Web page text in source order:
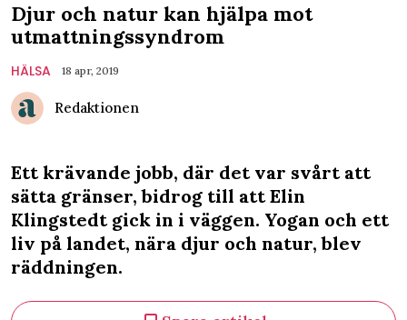
Djur och natur kan hjälpa mot
utmattningssyndrom
HÄLSA 18 apr, 2019
Redaktionen
Ett krävande jobb, där det var svårt att
sätta gränser, bidrog till att Elin
Klingstedt gick in i väggen. Yogan och ett
liv på landet, nära djur och natur, blev
räddningen.